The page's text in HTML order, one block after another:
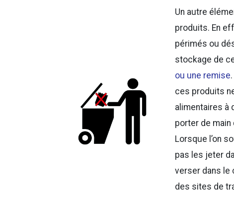
Un autre
produits. En
périmés ou
stockage de
ou une remise
ces produits
alimentaires à
porter de
Lorsque l’on
pas les jeter
verser dans le
des sites de